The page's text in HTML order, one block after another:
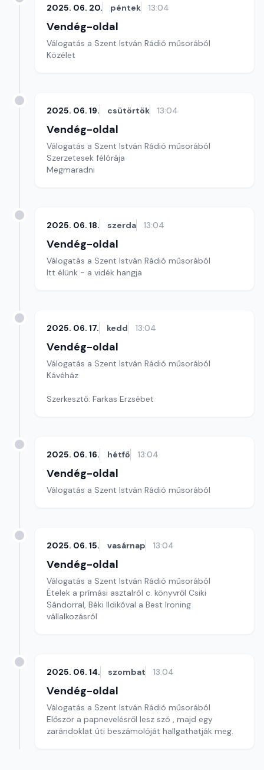
2025. 06. 20. péntek 13:04
Vendég-oldal
Válogatás a Szent István Rádió műsorából
Közélet
2025. 06. 19. csütörtök 13:04
Vendég-oldal
Válogatás a Szent István Rádió műsorából
Szerzetesek félórája
Megmaradni
2025. 06. 18. szerda 13:04
Vendég-oldal
Válogatás a Szent István Rádió műsorából
Itt élünk - a vidék hangja
2025. 06. 17. kedd 13:04
Vendég-oldal
Válogatás a Szent István Rádió műsorából
Kávéház
Szerkesztő: Farkas Erzsébet
2025. 06. 16. hétfő 13:04
Vendég-oldal
Válogatás a Szent István Rádió műsorából
2025. 06. 15. vasárnap 13:04
Vendég-oldal
Válogatás a Szent István Rádió műsorából
Ételek a prímási asztalról c. könyvről Csiki
Sándorral, Béki Ildikóval a Best Ironing
vállalkozásról
2025. 06. 14. szombat 13:04
Vendég-oldal
Válogatás a Szent István Rádió műsorából
Először a papnevelésről lesz szó , majd egy
zarándoklat úti beszámolóját hallgathatják meg.